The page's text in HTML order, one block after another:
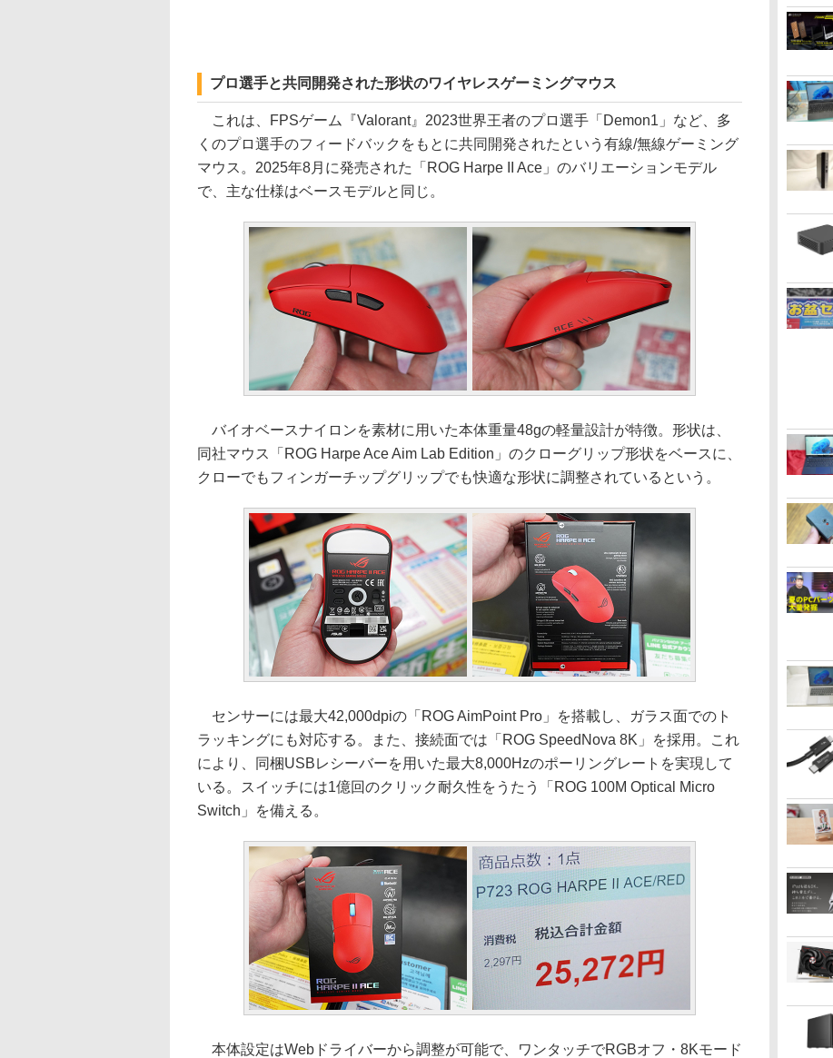
プロ選手と共同開発された形状のワイヤレスゲーミングマウス
これは、FPSゲーム『Valorant』2023世界王者のプロ選手「Demon1」など、多
くのプロ選手のフィードバックをもとに共同開発されたという有線/無線ゲーミング
マウス。2025年8月に発売された「ROG Harpe II Ace」のバリエーションモデル
で、主な仕様はベースモデルと同じ。
バイオベースナイロンを素材に用いた本体重量48gの軽量設計が特徴。形状は、
同社マウス「ROG Harpe Ace Aim Lab Edition」のクローグリップ形状をベースに、
クローでもフィンガーチップグリップでも快適な形状に調整されているという。
センサーには最大42,000dpiの「ROG AimPoint Pro」を搭載し、ガラス面でのト
ラッキングにも対応する。また、接続面では「ROG SpeedNova 8K」を採用。これ
により、同梱USBレシーバーを用いた最大8,000Hzのポーリングレートを実現して
いる。スイッチには1億回のクリック耐久性をうたう「ROG 100M Optical Micro
Switch」を備える。
本体設定はWebドライバーから調整が可能で、ワンタッチでRGBオフ・8Kモード